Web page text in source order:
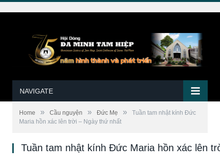
NAVIGATE
Home » Cầu nguyện » Đức Mẹ »
Tuần tam nhật kính Đức
Maria hồn xác lên trời – Ngày thứ nhất
Tuần tam nhật kính Đức Maria hồn xác lên